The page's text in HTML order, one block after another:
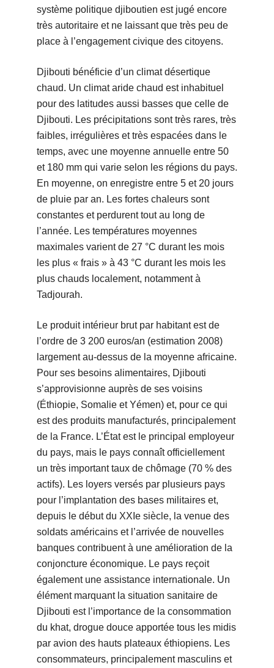
système politique djiboutien est jugé encore
très autoritaire et ne laissant que très peu de
place à l’engagement civique des citoyens.
Djibouti bénéficie d’un climat désertique
chaud. Un climat aride chaud est inhabituel
pour des latitudes aussi basses que celle de
Djibouti. Les précipitations sont très rares, très
faibles, irrégulières et très espacées dans le
temps, avec une moyenne annuelle entre 50
et 180 mm qui varie selon les régions du pays.
En moyenne, on enregistre entre 5 et 20 jours
de pluie par an. Les fortes chaleurs sont
constantes et perdurent tout au long de
l’année. Les températures moyennes
maximales varient de 27 °C durant les mois
les plus « frais » à 43 °C durant les mois les
plus chauds localement, notamment à
Tadjourah.
Le produit intérieur brut par habitant est de
l’ordre de 3 200 euros/an (estimation 2008)
largement au-dessus de la moyenne africaine.
Pour ses besoins alimentaires, Djibouti
s’approvisionne auprès de ses voisins
(Éthiopie, Somalie et Yémen) et, pour ce qui
est des produits manufacturés, principalement
de la France. L’État est le principal employeur
du pays, mais le pays connaît officiellement
un très important taux de chômage (70 % des
actifs). Les loyers versés par plusieurs pays
pour l’implantation des bases militaires et,
depuis le début du XXIe siècle, la venue des
soldats américains et l’arrivée de nouvelles
banques contribuent à une amélioration de la
conjoncture économique. Le pays reçoit
également une assistance internationale. Un
élément marquant la situation sanitaire de
Djibouti est l’importance de la consommation
du khat, drogue douce apportée tous les midis
par avion des hauts plateaux éthiopiens. Les
consommateurs, principalement masculins et